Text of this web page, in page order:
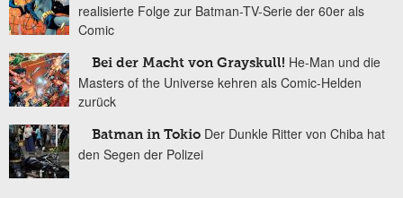
realisierte Folge zur Batman-TV-Serie der 60er als
Comic
Bei der Macht von Grayskull! He-Man und die
Masters of the Universe kehren als Comic-Helden
zurück
Batman in Tokio Der Dunkle Ritter von Chiba hat
den Segen der Polizei